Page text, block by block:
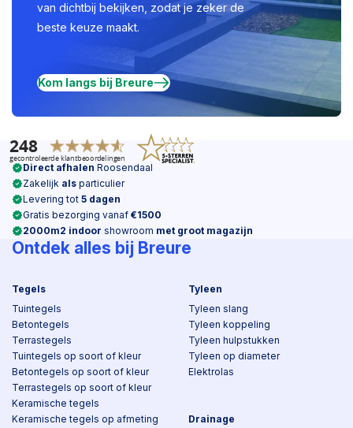
van dichtbij bekijken, zodat je zeker de
beste keuze maakt.
Kom langs bij Breure
Direct afhalen Roosendaal
Zakelijk als particulier
Levering tot 5 dagen
Gratis bezorging vanaf €1500
2000m2 indoor showroom met groot magazijn
Ontdek alles bij Breure
Tegels
Tuintegels
Betontegels
Terrastegels
Tuintegels op soort of kleur
Betontegels op soort of kleur
Terrastegels op soort of kleur
Keramische tegels
Keramische tegels op afmeting
Tyleen
Tyleen slang
Tyleen koppeling
Tyleen hulpstukken
Tyleen op diameter
Elektrolas
Drainage